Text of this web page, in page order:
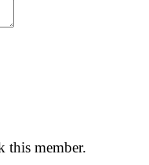
this member.